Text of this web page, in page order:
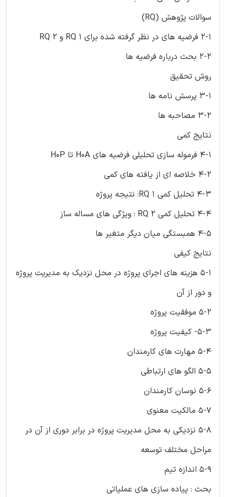
سوالات پژوهش (RQ)
2-1 فرضیه های در نظر گرفته شده برای RQ 1 و RQ 2
2-2 بحث درباره فرضیه ها
روش تحقیق
3-1 پرسش نامه ها
3-2 مصاحبه ها
نتایج کمی
4-1 فرموله سازی تحلیلی فرضیه های H0A تا H0P
4-2 خلاصه ای از یافته های کمی
4-3 تحلیل کمی RQ 1: نتیجه پروژه
4-4 تحلیل کمی RQ 2 : ویژگی های مساله ساز
4-5 همبستگی میان دیگر متغیر ها
نتایج کیفی
5-1 هزینه های اجرای پروژه در محل نزدیک به مدیریت پروژه
و دور از آن
5-2 موفقیت پروژه
5-3- کیفیت پروژه
5-4 مهارت های کارمندان
5-5 الگو های ارتباطی
5-6 نوسان کارمندان
5-7 مالکیت معنوی
5-8 نزدیکی به محل مدیریت پروژه در برابر دوری از آن در
مراحل مختلف توسعه
5-9 اندازه تیم
بحث : پیاده سازی های عملیاتی